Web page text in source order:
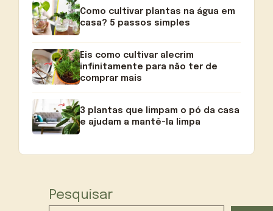
Como cultivar plantas na água em
casa? 5 passos simples
Eis como cultivar alecrim
infinitamente para não ter de
comprar mais
3 plantas que limpam o pó da casa
e ajudam a mantê-la limpa
Pesquisar